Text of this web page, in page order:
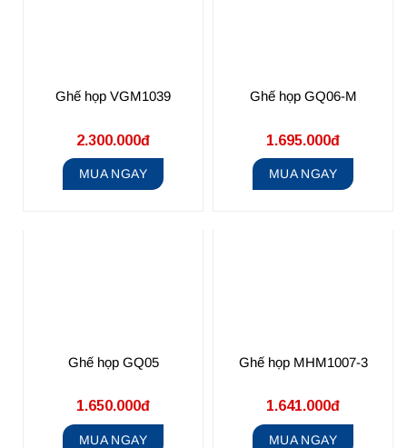
Ghế họp VGM1039
2.300.000đ
MUA NGAY
Ghế họp GQ06-M
1.695.000đ
MUA NGAY
Ghế họp GQ05
1.650.000đ
MUA NGAY
Ghế họp MHM1007-3
1.641.000đ
MUA NGAY